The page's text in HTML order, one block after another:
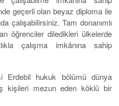
geçerli olan beyaz diploma ile
çalışabilirsiniz. Tam donanımlı
öğrenciler diledikleri ülkelerde
çalışma imkânına sahip
Erdebil hukuk bölümü dünya
kişileri mezun eden köklü bir